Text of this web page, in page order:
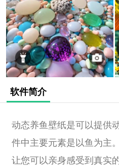
软件简介
动态养鱼壁纸是可以提供
件中主要元素是以鱼为主
让您可以亲身感受到真实